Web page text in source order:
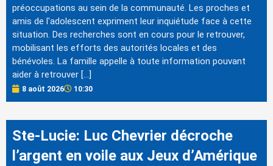
préoccupations au sein de la communauté. Les proches et
amis de l'adolescent expriment leur inquiétude face à cette
situation. Des recherches sont en cours pour le retrouver,
mobilisant les efforts des autorités locales et des
bénévoles. La famille appelle à toute information pouvant
aider à retrouver […]
8 août 2026 10:30
Ste-Lucie: Luc Chevrier décroche
l’argent en voile aux Jeux d’Amérique